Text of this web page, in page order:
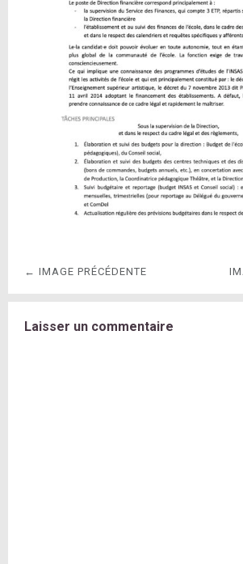
← IMAGE PRÉCÉDENTE
Laisser un commentaire